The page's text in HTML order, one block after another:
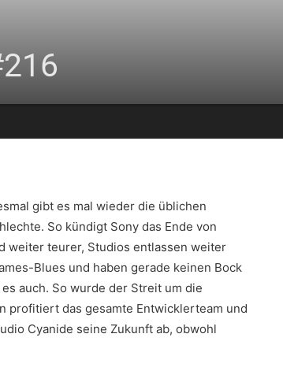
gibt es mal wieder die üblichen
So kündigt Sony das Ende von
weiter teurer, Studios entlassen weiter
Blues und haben gerade keinen Bock
auch. So wurde der Streit um die
profitiert das gesamte Entwicklerteam und
Cyanide seine Zukunft ab, obwohl